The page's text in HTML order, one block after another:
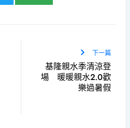
下一篇
基隆親水季清涼登
場 暖暖親水2.0歡
樂過暑假